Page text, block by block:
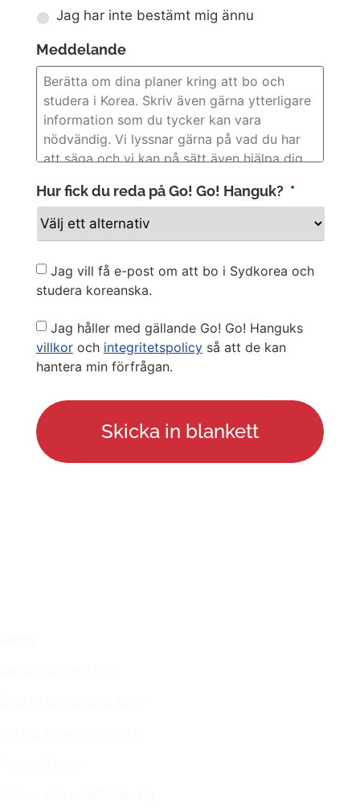
Jag har inte bestämt mig ännu
Meddelande
Hur fick du reda på Go! Go! Hanguk? *
Newsletter
Jag vill få e-post om att bo i Sydkorea och
studera koreanska.
Privacy
Policy
Jag håller med gällande Go! Go! Hanguks
villkoroch integritetspolicyså att de kan
hantera min förfrågan.